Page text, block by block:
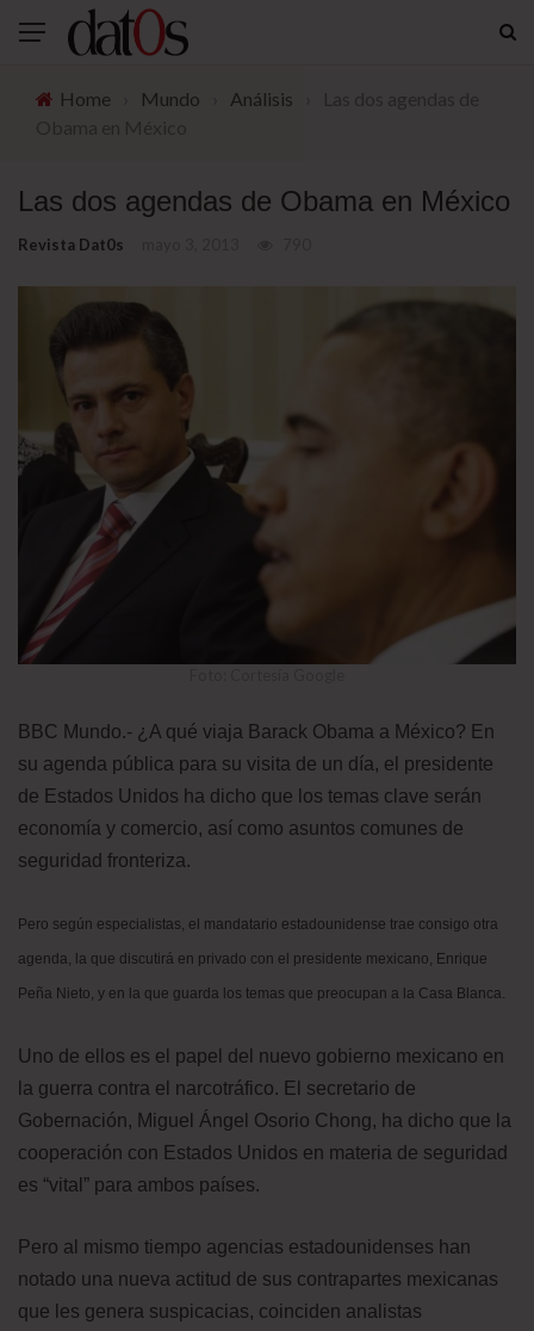
Home Mundo Análisis
Las dos agendas de Obama en México
Revista Dat0s
BBC Mundo.- ¿A qué viaja Barack Obama a México? En
su agenda pública para su visita de un día, el presidente
de Estados Unidos ha dicho que los temas clave serán
economía y comercio, así como asuntos comunes de
seguridad fronteriza.
Pero según especialistas, el mandatario estadounidense trae consigo otra
agenda, la que discutirá en privado con el presidente mexicano, Enrique
Peña Nieto, y en la que guarda los temas que preocupan a la Casa Blanca.
Uno de ellos es el papel del nuevo gobierno mexicano en
la guerra contra el narcotráfico. El secretario de
Gobernación, Miguel Ángel Osorio Chong, ha dicho que la
cooperación con Estados Unidos en materia de seguridad
es “vital” para ambos países.
Pero al mismo tiempo agencias estadounidenses han
notado una nueva actitud de sus contrapartes mexicanas
que les genera suspicacias, coinciden analistas